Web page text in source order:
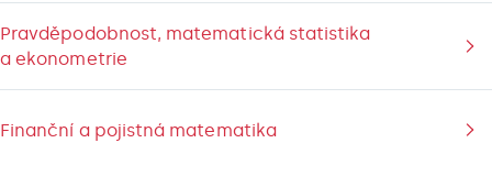
Pravděpodobnost, matematická statistika
a ekonometrie
Finanční a pojistná matematika